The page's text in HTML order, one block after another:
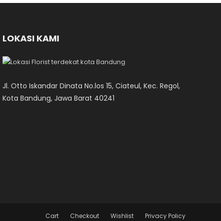
LOKASI KAMI
Jl. Otto Iskandar Dinata No.los 15, Ciateul, Kec. Regol,
Kota Bandung, Jawa Barat 40241
Cart Checkout Wishlist Privacy Policy